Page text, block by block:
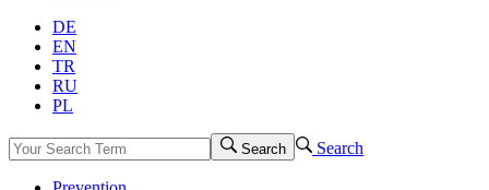
DE
EN
TR
RU
PL
Search Search